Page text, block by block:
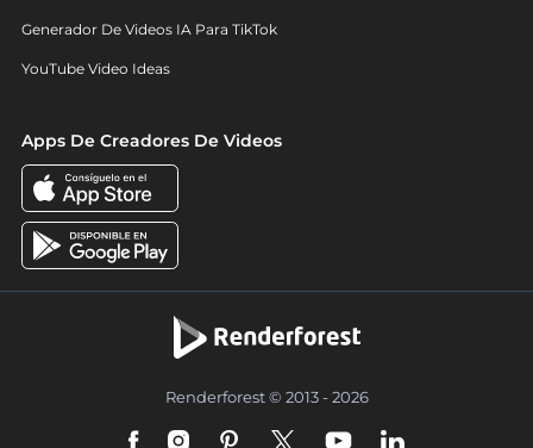
Generador De Videos IA Para TikTok
YouTube Video Ideas
Apps De Creadores De Videos
Renderforest © 2013 - 2026